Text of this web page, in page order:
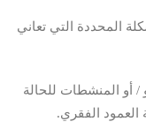
المحددة التي تعاني
/ أو المنشطات للحالة
العمود الفقري.